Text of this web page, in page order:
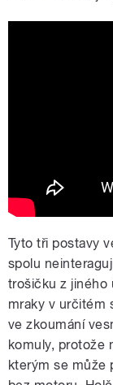
Tyto tři postavy
spolu
trošičku z jiného
mraky v určitém
ve zkoumání
komuly, protože
kterým se může